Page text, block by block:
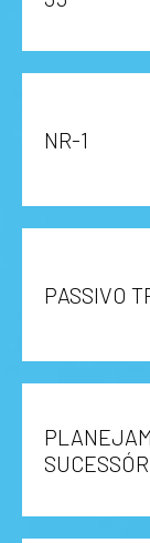
NR-1
PASSIVO